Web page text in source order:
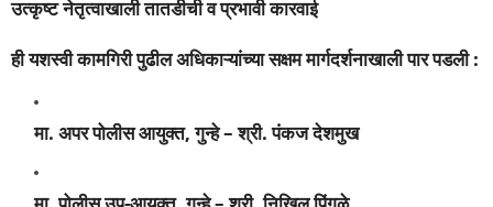
उत्कृष्ट नेतृत्वाखाली तातडीची व प्रभावी कारवाई
ही यशस्वी कामगिरी पुढील अधिकाऱ्यांच्या सक्षम मार्गदर्शनाखाली पार पडली :
मा. अपर पोलीस आयुक्त, गुन्हे – श्री. पंकज देशमुख